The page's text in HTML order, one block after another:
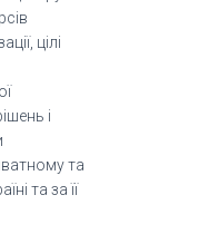
цілі
і
та
та за її